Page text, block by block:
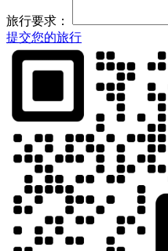
旅行要求：
提交您的旅行